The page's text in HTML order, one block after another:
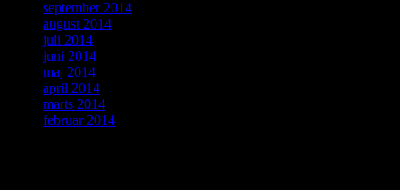
september 2014
august 2014
juli 2014
juni 2014
maj 2014
april 2014
marts 2014
februar 2014